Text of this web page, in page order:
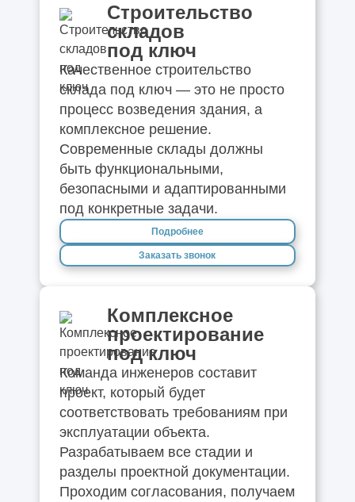
Строительство
складов
под ключ
Качественное строительство
склада под ключ — это не просто
процесс возведения здания, а
комплексное решение.
Современные склады должны
быть функциональными,
безопасными и адаптированными
под конкретные задачи.
Подробнее
Заказать звонок
Комплексное
проектирование
под ключ
Команда инженеров составит
проект, который будет
соответствовать требованиям при
эксплуатации объекта.
Разрабатываем все стадии и
разделы проектной документации.
Проходим согласования, получаем